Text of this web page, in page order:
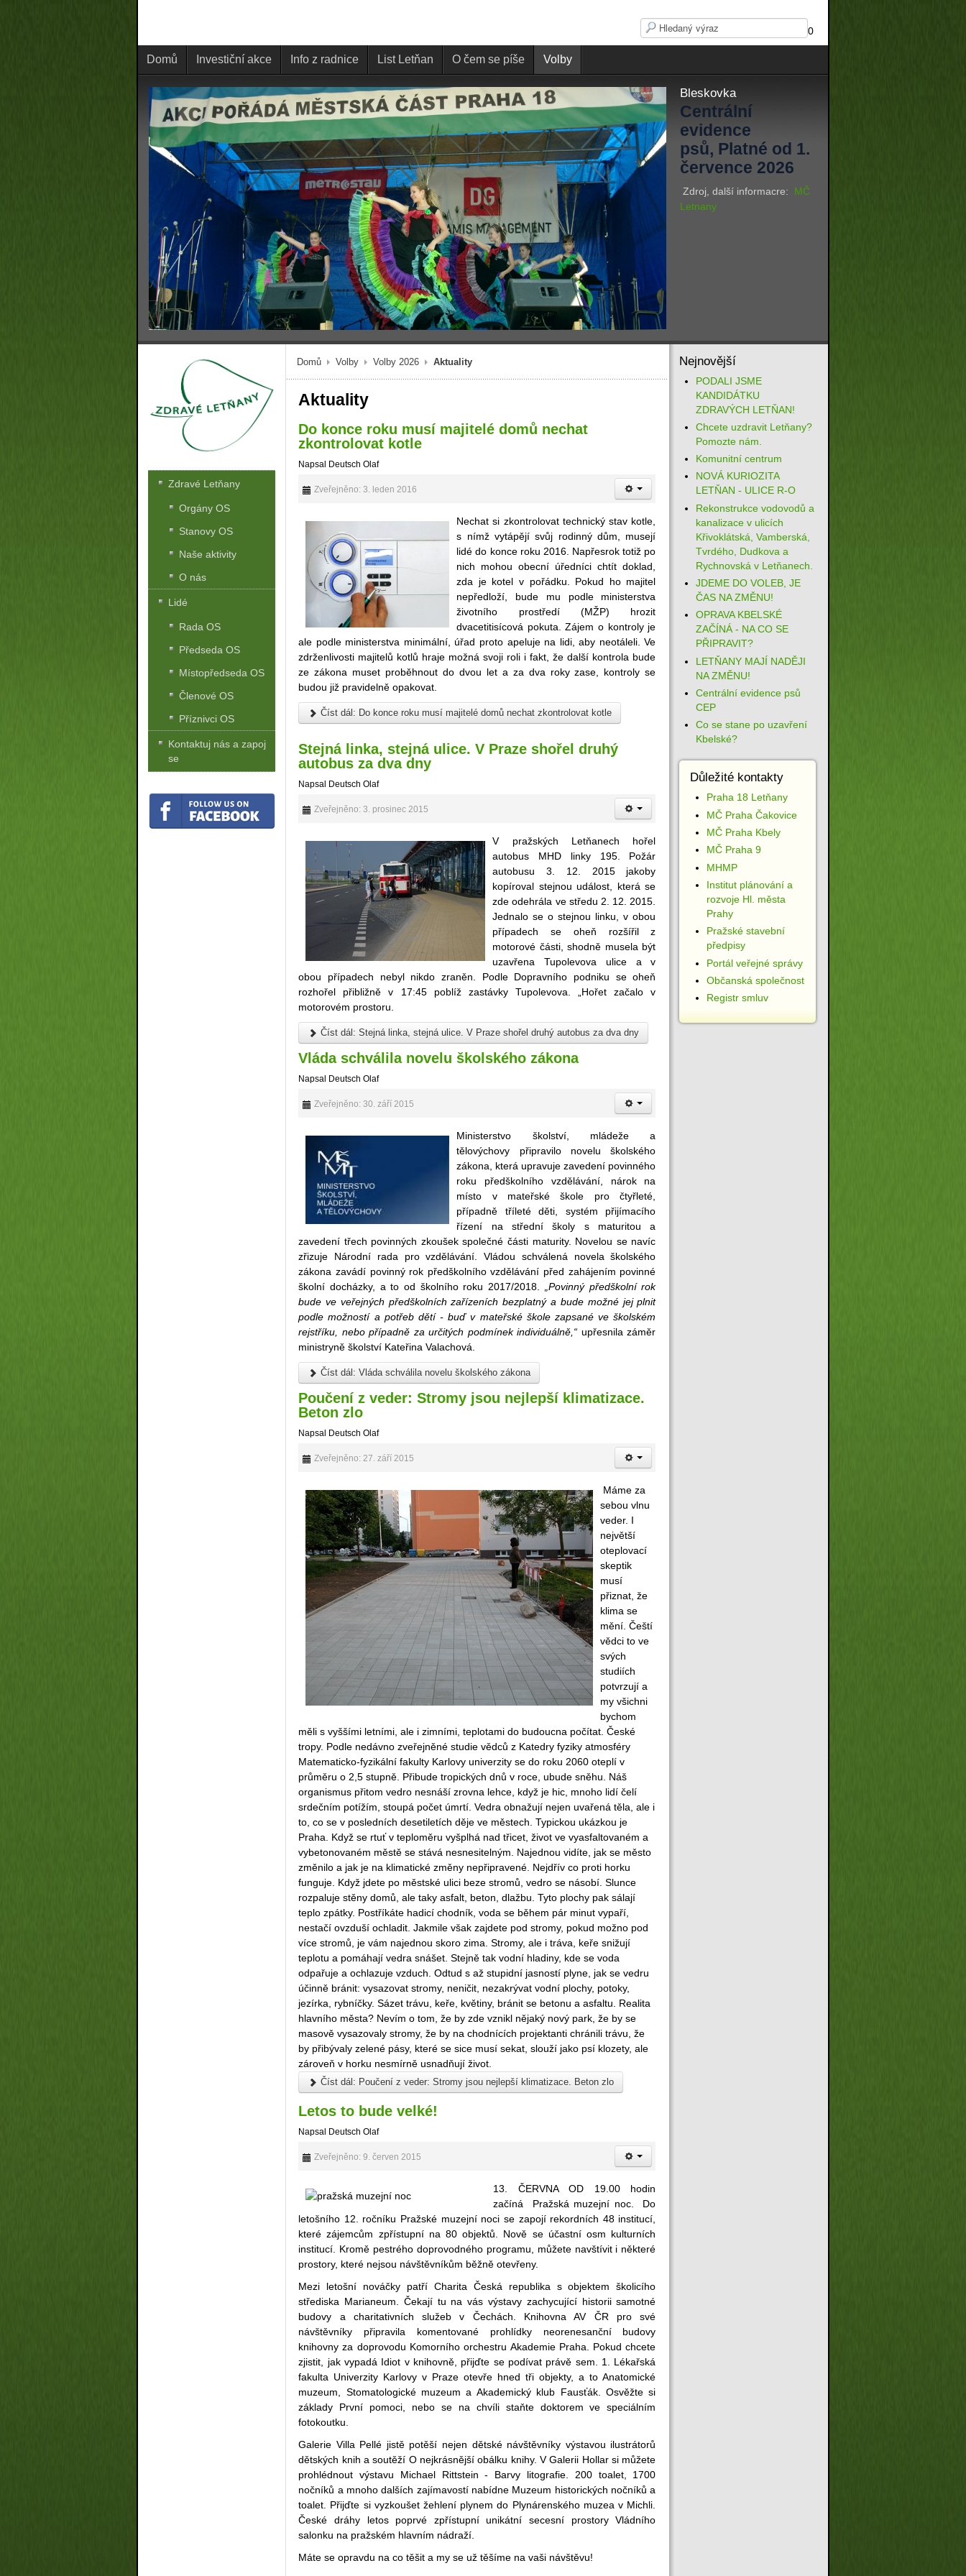
0
Domů Investiční akce Info z radnice List Letňan O čem se píše Volby
Bleskovka
Centrální
evidence
psů, Platné od 1.
července 2026
Zdroj, další informacre: MČ
Letnany
Domů Volby Volby 2026 Aktuality
Aktuality
Do konce roku musí majitelé domů nechat
zkontrolovat kotle
Napsal Deutsch Olaf
Zveřejněno: 3. leden 2016
Nechat si zkontrolovat technický stav kotle,
s nímž vytápějí svůj rodinný dům, musejí
lidé do konce roku 2016. Napřesrok totiž po
nich mohou obecní úředníci chtít doklad,
zda je kotel v pořádku. Pokud ho majitel
nepředloží, bude mu podle ministerstva
životního prostředí (MŽP) hrozit
dvacetitisícová pokuta. Zájem o kontroly je
ale podle ministerstva minimální, úřad proto apeluje na lidi, aby neotáleli. Ve
zdrženlivosti majitelů kotlů hraje možná svoji roli i fakt, že další kontrola bude
ze zákona muset proběhnout do dvou let a za dva roky zase, kontroly se
budou již pravidelně opakovat.
Číst dál: Do konce roku musí majitelé domů nechat zkontrolovat kotle
Stejná linka, stejná ulice. V Praze shořel druhý
autobus za dva dny
Napsal Deutsch Olaf
Zveřejněno: 3. prosinec 2015
V pražských Letňanech hořel
autobus MHD linky 195. Požár
autobusu 3. 12. 2015 jakoby
kopíroval stejnou událost, která se
zde odehrála ve středu 2. 12. 2015.
Jednalo se o stejnou linku, v obou
případech se oheň rozšířil z
motorové části, shodně musela být
uzavřena Tupolevova ulice a v
obou případech nebyl nikdo zraněn. Podle Dopravního podniku se oheň
rozhořel přibližně v 17:45 poblíž zastávky Tupolevova. „Hořet začalo v
motorovém prostoru.
Číst dál: Stejná linka, stejná ulice. V Praze shořel druhý autobus za dva dny
Vláda schválila novelu školského zákona
Napsal Deutsch Olaf
Zveřejněno: 30. září 2015
Ministerstvo školství, mládeže a
tělovýchovy připravilo novelu školského
zákona, která upravuje zavedení povinného
roku předškolního vzdělávání, nárok na
místo v mateřské škole pro čtyřleté,
případně tříleté děti, systém přijímacího
řízení na střední školy s maturitou a
zavedení třech povinných zkoušek společné části maturity. Novelou se navíc
zřizuje Národní rada pro vzdělávání. Vládou schválená novela školského
zákona zavádí povinný rok předškolního vzdělávání před zahájením povinné
školní docházky, a to od školního roku 2017/2018.
„Povinný předškolní rok
bude ve veřejných předškolních zařízeních bezplatný a bude možné jej plnit
podle možností a potřeb dětí - buď v mateřské škole zapsané ve školském
rejstříku, nebo případně za určitých podmínek individuálně,“ upřesnila záměr
ministryně školství Kateřina Valachová.
Číst dál: Vláda schválila novelu školského zákona
Poučení z veder: Stromy jsou nejlepší klimatizace.
Beton zlo
Napsal Deutsch Olaf
Zveřejněno: 27. září 2015
Máme za
sebou vlnu
veder. I
největší
oteplovací
skeptik
musí
přiznat, že
klima se
mění. Čeští
vědci to ve
svých
studiích
potvrzují a
my všichni
bychom
měli s vyššími letními, ale i zimními, teplotami do budoucna počítat. České
tropy. Podle nedávno zveřejněné studie vědců z Katedry fyziky atmosféry
Matematicko-fyzikální fakulty Karlovy univerzity se do roku 2060 oteplí v
průměru o 2,5 stupně. Přibude tropických dnů v roce, ubude sněhu. Náš
organismus přitom vedro nesnáší zrovna lehce, když je hic, mnoho lidí čelí
srdečním potížím, stoupá počet úmrtí. Vedra obnažují nejen uvařená těla, ale i
to, co se v posledních desetiletích děje ve městech. Typickou ukázkou je
Praha. Když se rtuť v teploměru vyšplhá nad třicet, život ve vyasfaltovaném a
vybetonovaném městě se stává nesnesitelným. Najednou vidíte, jak se město
změnilo a jak je na klimatické změny nepřipravené. Nejdřív co proti horku
funguje. Když jdete po městské ulici beze stromů, vedro se násobí. Slunce
rozpaluje stěny domů, ale taky asfalt, beton, dlažbu. Tyto plochy pak sálají
teplo zpátky. Postříkáte hadicí chodník, voda se během pár minut vypaří,
nestačí ovzduší ochladit. Jakmile však zajdete pod stromy, pokud možno pod
více stromů, je vám najednou skoro zima. Stromy, ale i tráva, keře snižují
teplotu a pomáhají vedra snášet. Stejně tak vodní hladiny, kde se voda
odpařuje a ochlazuje vzduch. Odtud s až stupidní jasností plyne, jak se vedru
účinně bránit: vysazovat stromy, neničit, nezakrývat vodní plochy, potoky,
jezírka, rybníčky. Sázet trávu, keře, květiny, bránit se betonu a asfaltu. Realita
hlavního města? Nevím o tom, že by zde vznikl nějaký nový park, že by se
masově vysazovaly stromy, že by na chodnících projektanti chránili trávu, že
by přibývaly zelené pásy, které se sice musí sekat, slouží jako psí klozety, ale
zároveň v horku nesmírně usnadňují život.
Číst dál: Poučení z veder: Stromy jsou nejlepší klimatizace. Beton zlo
Letos to bude velké!
Napsal Deutsch Olaf
Zveřejněno: 9. červen 2015
13. ČERVNA OD 19.00 hodin
začíná Pražská muzejní noc. Do
letošního 12. ročníku Pražské muzejní noci se zapojí rekordních 48 institucí,
které zájemcům zpřístupní na 80 objektů. Nově se účastní osm kulturních
institucí. Kromě pestrého doprovodného programu, můžete navštívit i některé
prostory, které nejsou návštěvníkům běžně otevřeny.
Mezi letošní nováčky patří Charita Česká republika s objektem školicího
střediska Marianeum. Čekají tu na vás výstavy zachycující historii samotné
budovy a charitativních služeb v Čechách. Knihovna AV ČR pro své
návštěvníky připravila komentované prohlídky neorenesanční budovy
knihovny za doprovodu Komorního orchestru Akademie Praha. Pokud chcete
zjistit, jak vypadá Idiot v knihovně, přijďte se podívat právě sem. 1. Lékařská
fakulta Univerzity Karlovy v Praze otevře hned tři objekty, a to Anatomické
muzeum, Stomatologické muzeum a Akademický klub Fausťák. Osvěžte si
základy První pomoci, nebo se na chvíli staňte doktorem ve speciálním
fotokoutku.
Galerie Villa Pellé jistě potěší nejen dětské návštěvníky výstavou ilustrátorů
dětských knih a soutěží O nejkrásnější obálku knihy. V Galerii Hollar si můžete
prohlédnout výstavu Michael Rittstein - Barvy litografie. 200 toalet, 1700
nočníků a mnoho dalších zajímavostí nabídne Muzeum historických nočníků a
toalet. Přijďte si vyzkoušet žehlení plynem do Plynárenského muzea v Michli.
České dráhy letos poprvé zpřístupní unikátní secesní prostory Vládního
salonku na pražském hlavním nádraží.
Máte se opravdu na co těšit a my se už těšíme na vaši návštěvu!
Zdravé Letňany
Orgány OS
Stanovy OS
Naše aktivity
O nás
Lidé
Rada OS
Předseda OS
Místopředseda OS
Členové OS
Příznivci OS
Kontaktuj nás a zapoj
se
Nejnovější
PODALI JSME
KANDIDÁTKU
ZDRAVÝCH LETŇAN!
Chcete uzdravit Letňany?
Pomozte nám.
Komunitní centrum
NOVÁ KURIOZITA
LETŇAN - ULICE R-O
Rekonstrukce vodovodů a
kanalizace v ulicích
Křivoklátská, Vamberská,
Tvrdého, Dudkova a
Rychnovská v Letňanech.
JDEME DO VOLEB, JE
ČAS NA ZMĚNU!
OPRAVA KBELSKÉ
ZAČÍNÁ - NA CO SE
PŘIPRAVIT?
LETŇANY MAJÍ NADĚJI
NA ZMĚNU!
Centrální evidence psů
CEP
Co se stane po uzavření
Kbelské?
Důležité kontakty
Praha 18 Letňany
MČ Praha Čakovice
MČ Praha Kbely
MČ Praha 9
MHMP
Institut plánování a
rozvoje Hl. města
Prahy
Pražské stavební
předpisy
Portál veřejné správy
Občanská společnost
Registr smluv